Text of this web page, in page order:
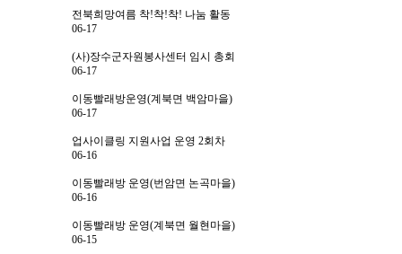
포토갤러리
전북희망여름 착!착!착! 나눔 활동
06-17
(사)장수군자원봉사센터 임시 총회
06-17
이동빨래방운영(계북면 백암마을)
06-17
업사이클링 지원사업 운영 2회차
06-16
이동빨래방 운영(번암면 논곡마을)
06-16
이동빨래방 운영(계북면 월현마을)
06-15